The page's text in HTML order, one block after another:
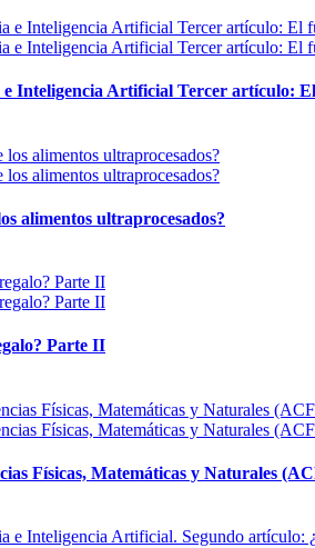
e Inteligencia Artificial Tercer artículo:
alimentos ultraprocesados?
Parte II
Físicas, Matemáticas y Naturales